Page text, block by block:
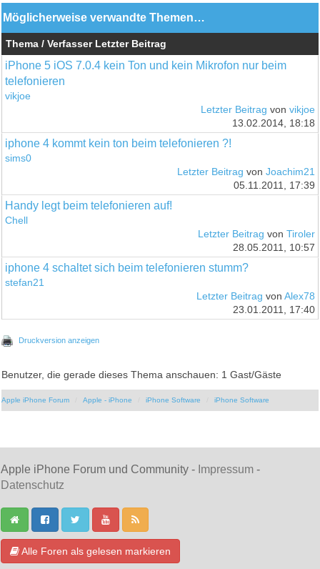
Möglicherweise verwandte Themen…
Thema / Verfasser Letzter Beitrag
iPhone 5 iOS 7.0.4 kein Ton und kein Mikrofon nur beim
telefonieren
vikjoe
Letzter Beitrag von vikjoe
13.02.2014, 18:18
iphone 4 kommt kein ton beim telefonieren ?!
sims0
Letzter Beitrag von Joachim21
05.11.2011, 17:39
Handy legt beim telefonieren auf!
Chell
Letzter Beitrag von Tiroler
28.05.2011, 10:57
iphone 4 schaltet sich beim telefonieren stumm?
stefan21
Letzter Beitrag von Alex78
23.01.2011, 17:40
Druckversion anzeigen
Benutzer, die gerade dieses Thema anschauen: 1 Gast/Gäste
Apple iPhone Forum Apple - iPhone iPhone Software iPhone Software
Apple iPhone Forum und Community - Impressum -
Datenschutz
Alle Foren als gelesen markieren